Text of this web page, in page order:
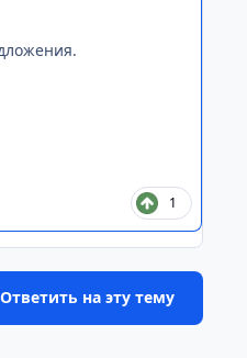
1
Ответить на эту тему